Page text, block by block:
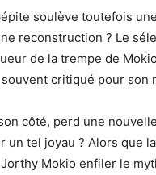
soulève toutefois
reconstruction ? Le
de la trempe de
souvent critiqué pour
côté, perd une
un tel joyau ? Alors que
Mokio enfiler le